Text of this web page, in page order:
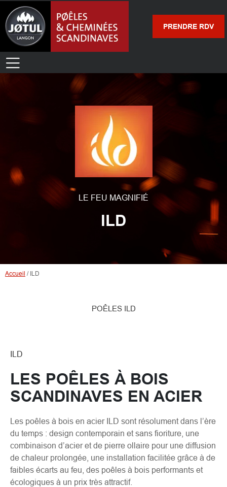
PRENDRE RDV
LE FEU MAGNIFIÉ
ILD
Accueil / ILD
POÊLES ILD
ILD
LES POÊLES À BOIS
SCANDINAVES EN ACIER
Les poêles à bois en acier ILD sont résolument dans l’ère
du temps : design contemporain et sans fioriture, une
combinaison d’acier et de pierre ollaire pour une diffusion
de chaleur prolongée, une installation facilitée grâce à de
faibles écarts au feu, des poêles à bois performants et
écologiques à un prix très attractif.